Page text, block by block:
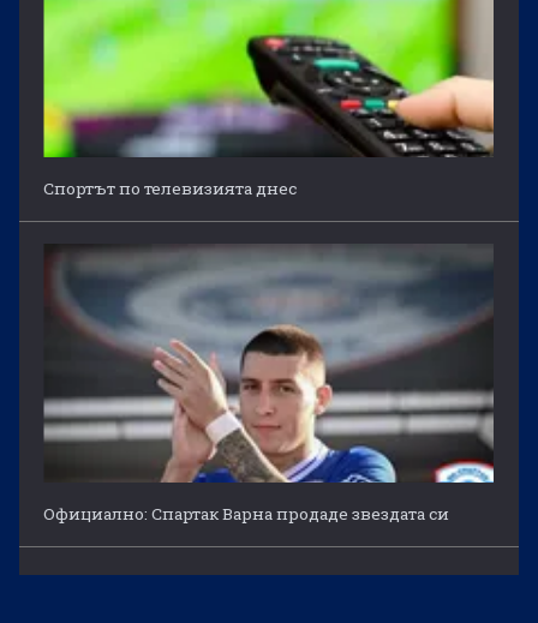
Спортът по телевизията днес
Официално: Спартак Варна продаде звездата си